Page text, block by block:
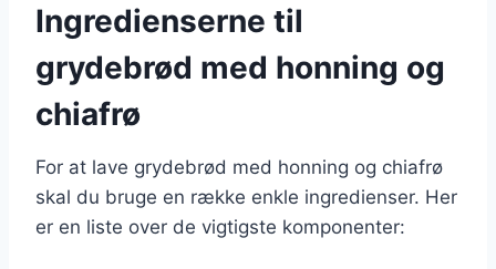
Ingredienserne til
grydebrød med honning og
chiafrø
For at lave grydebrød med honning og chiafrø
skal du bruge en række enkle ingredienser. Her
er en liste over de vigtigste komponenter: